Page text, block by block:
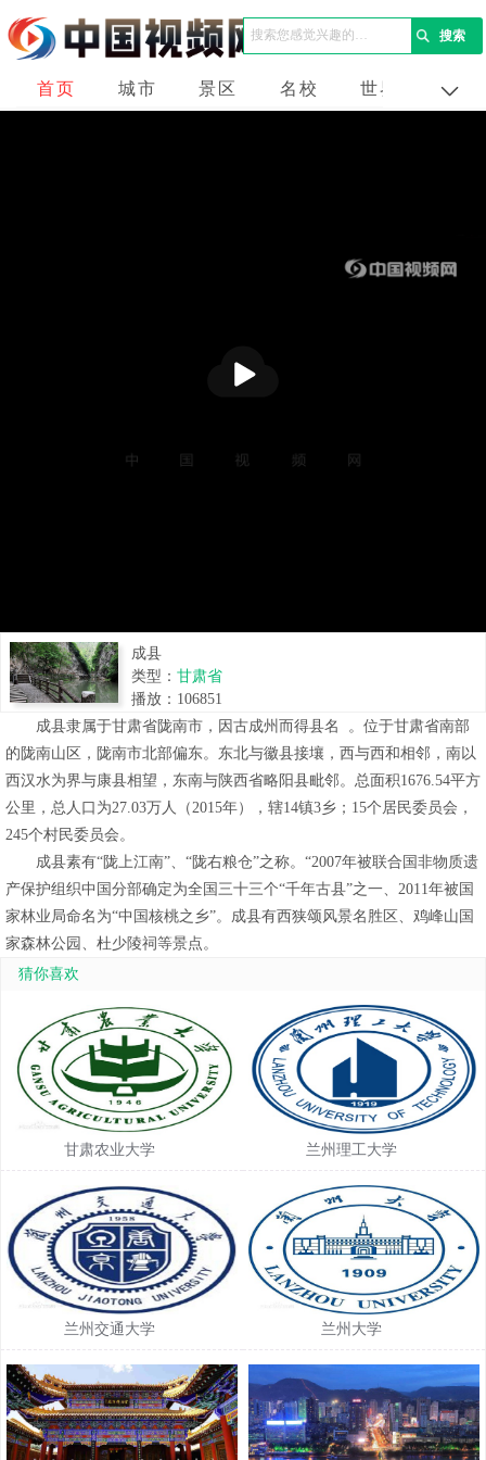
首页 城市 景区 名校 世界 企业
放
成县
类型： 甘肃省
播放： 106851
成县隶属于甘肃省陇南市，因古成州而得县名 。位于甘肃省南部
的陇南山区，陇南市北部偏东。东北与徽县接壤，西与西和相邻，南以
西汉水为界与康县相望，东南与陕西省略阳县毗邻。总面积1676.54平方
公里，总人口为27.03万人（2015年），辖14镇3乡；15个居民委员会，
245个村民委员会。
成县素有“陇上江南”、“陇右粮仓”之称。“2007年被联合国非物质遗
产保护组织中国分部确定为全国三十三个“千年古县”之一、2011年被国
家林业局命名为“中国核桃之乡”。成县有西狭颂风景名胜区、鸡峰山国
家森林公园、杜少陵祠等景点。
猜你喜欢
甘肃农业大学 兰州理工大学
兰州交通大学 兰州大学